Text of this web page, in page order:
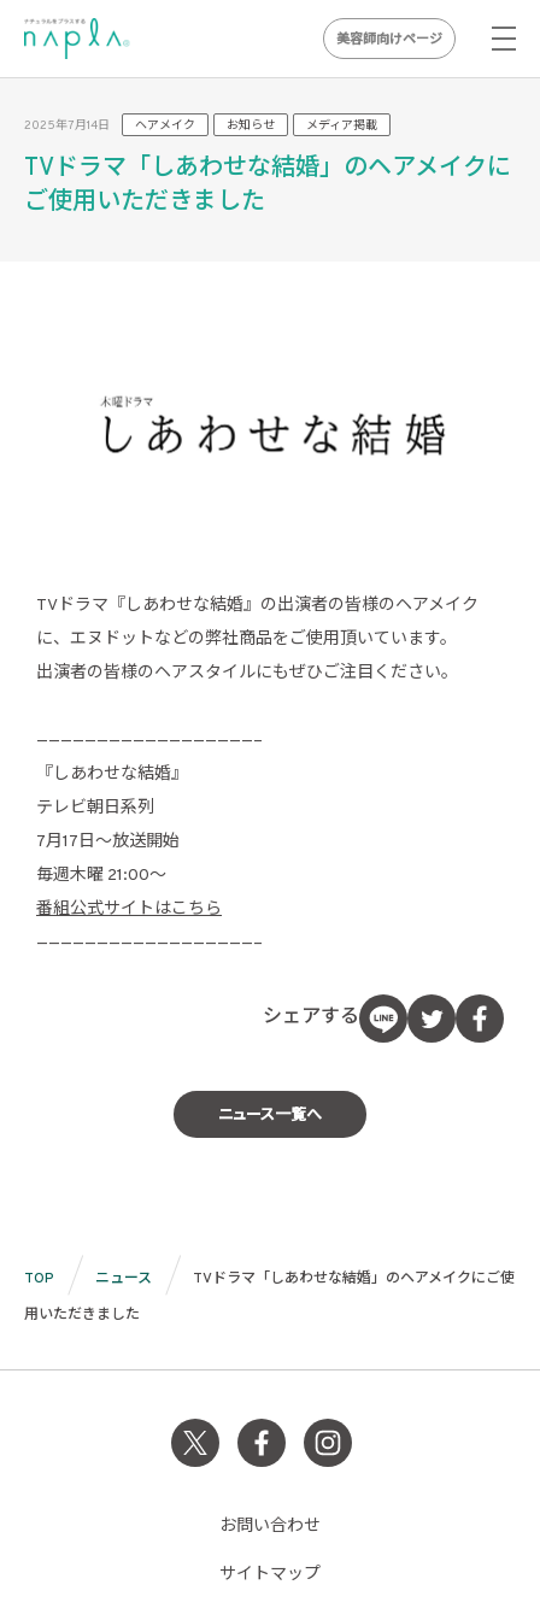
content
美容師向けページ
2025年7月14日 ヘアメイク お知らせ メディア掲載
TVドラマ「しあわせな結婚」のヘアメイクに
ご使用いただきました
TVドラマ『しあわせな結婚』の出演者の皆様のヘアメイク
に、エヌドットなどの弊社商品をご使用頂いています。
出演者の皆様のヘアスタイルにもぜひご注目ください。
——————————————————–
『しあわせな結婚』
テレビ朝日系列
7月17日〜放送開始
毎週木曜 21:00〜
番組公式サイトはこちら
——————————————————–
シェアする
ニュース一覧へ
TOP ニュース
TVドラマ「しあわせな結婚」のヘアメイクにご使
用いただきました
お問い合わせ
サイトマップ